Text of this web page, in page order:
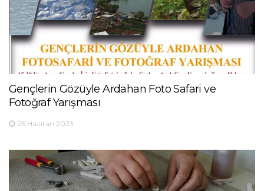
Gençlerin Gözüyle Ardahan Foto Safari ve
Fotoğraf Yarışması
25 Haziran 2023